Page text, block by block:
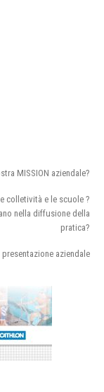
MISSION aziendale?
colletività e le scuole ?
nella diffusione della
pratica?
aziendale